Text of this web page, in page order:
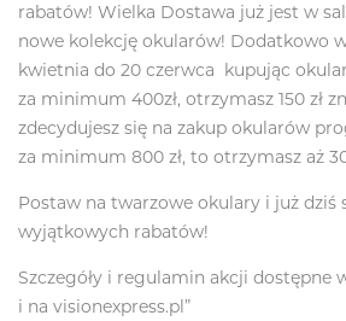
rabatów! Wielka Dostawa już jest w
nowe kolekcję okularów! Dodatkowo
kwietnia do 20 czerwca kupując
za minimum 400zł, otrzymasz 150 zł
zdecydujesz się na zakup okularów
za minimum 800 zł, to otrzymasz aż
Postaw na twarzowe okulary i już dziś
wyjątkowych rabatów!
Szczegóły i regulamin akcji dostępne
i na visionexpress.pl”